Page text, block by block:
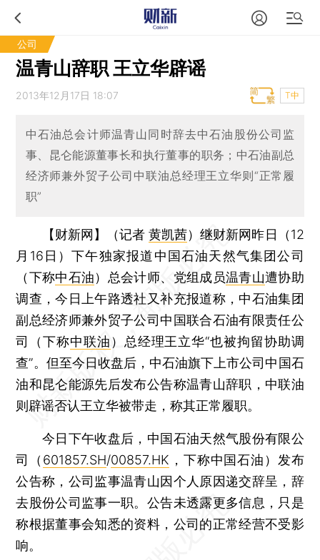
公司
温青山辞职 王立华辟谣
2013年12月17日 18:07 T中
中石油总会计师温青山同时辞去中石油股份公司监
事、昆仑能源董事长和执行董事的职务；中石油副总
经济师兼外贸子公司中联油总经理王立华则“正常履
职”
【财新网】（记者黄凯茜）继财新网昨日（12
月16日）下午独家报道中国石油天然气集团公司
（下称中石油）总会计师、党组成员温青山遭协助
调查，今日上午路透社又补充报道称，中石油集团
副总经济师兼外贸子公司中国联合石油有限责任公
司（下称中联油 ）总经理王立华“也被拘留协助调
查”。但至今日收盘后，中石油旗下上市公司中国石
油和昆仑能源先后发布公告称温青山辞职，中联油
则辟谣否认王立华被带走，称其正常履职。
今日下午收盘后，中国石油天然气股份有限公
司（ 601857.SH/00857.HK ，下称中国石油）发布
公告称，公司监事温青山因个人原因递交辞呈，辞
去股份公司监事一职。公告未透露更多信息，只是
称根据董事会知悉的资料，公司的正常经营不受影
响。